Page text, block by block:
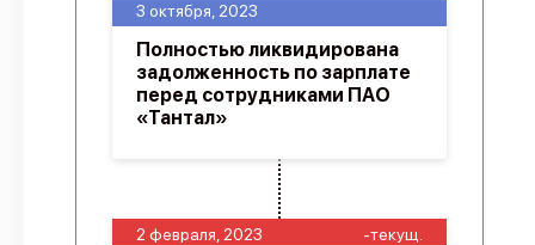
2 февраля, 2023 -текущ.
3 октября, 2023
Полностью ликвидирована
задолженность по зарплате
перед сотрудниками ПАО
«Тантал»